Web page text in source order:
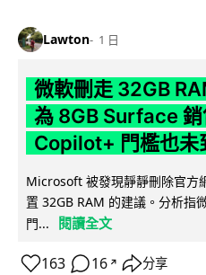
Lawton 1 日
微軟刪走 32GB
為 8GB Surface
Copilot+ 門檻也未
Microsoft 被發現靜靜刪除官方
置 32GB RAM 的建議。分析指
門...
閱讀全文
163 16 ↗ 分享